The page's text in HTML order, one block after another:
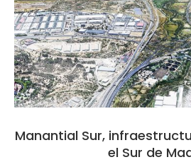
Manantial Sur,
el Sur de